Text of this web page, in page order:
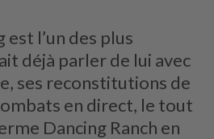
l’un des plus
déjà parler de lui avec
ses reconstitutions de
en direct, le tout
Dancing Ranch en